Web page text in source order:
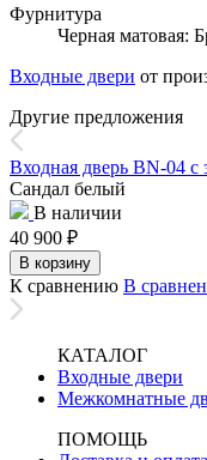
Фурнитура
Черная матовая:
Входные двери от
Другие предложения
Входная дверь BN-04
Сандал белый
В наличии
40 900 ₽
В корзину
К сравнению В
КАТАЛОГ
Входные двери
Межкомнатные
ПОМОЩЬ